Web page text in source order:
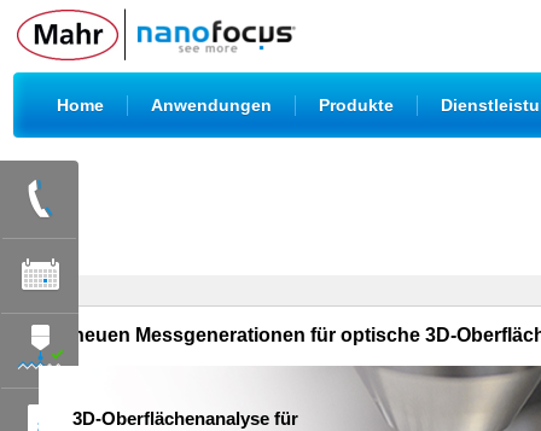
Home Anwendungen Produkte
Die neuen Messgenerationen für optische 3D-
3D-Oberflächenanalyse für